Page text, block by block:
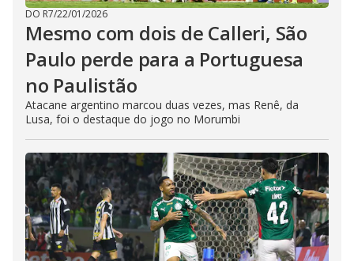
DO R7/22/01/2026
Mesmo com dois de Calleri, São
Paulo perde para a Portuguesa
no Paulistão
Atacane argentino marcou duas vezes, mas Renê, da
Lusa, foi o destaque do jogo no Morumbi